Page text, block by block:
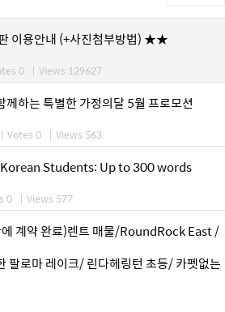
이용안내 (+사진첨부방법) ★★
0 | Views 129627
하는 특별한 가정의달 5월 프로모션
| Votes 0 | Views 563
Students: Up to 300 words
0 | Views 577
계약 완료)렌트 매물/RoundRock East /
팔로마 레이크/ 린다헤링턴 초등/ 카펫없는